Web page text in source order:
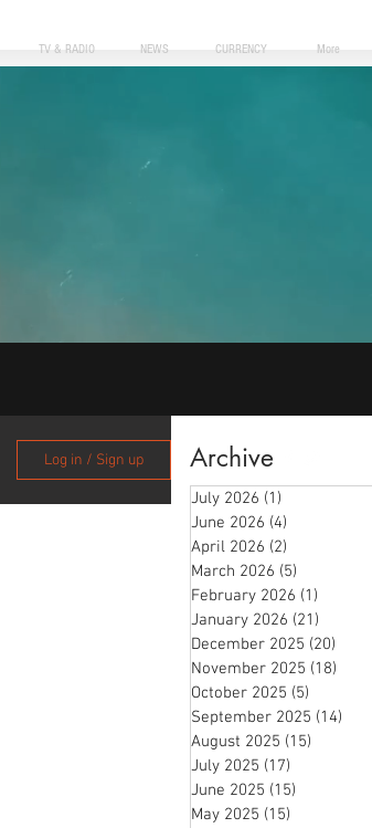
TV & RADIO NEWS CURRENCY More
Log in / Sign up Archive
July 2026 (1)
June 2026 (4)
April 2026 (2)
March 2026 (5)
February 2026 (1)
January 2026 (21)
December 2025 (20)
November 2025 (18)
October 2025 (5)
September 2025 (14)
August 2025 (15)
July 2025 (17)
June 2025 (15)
May 2025 (15)